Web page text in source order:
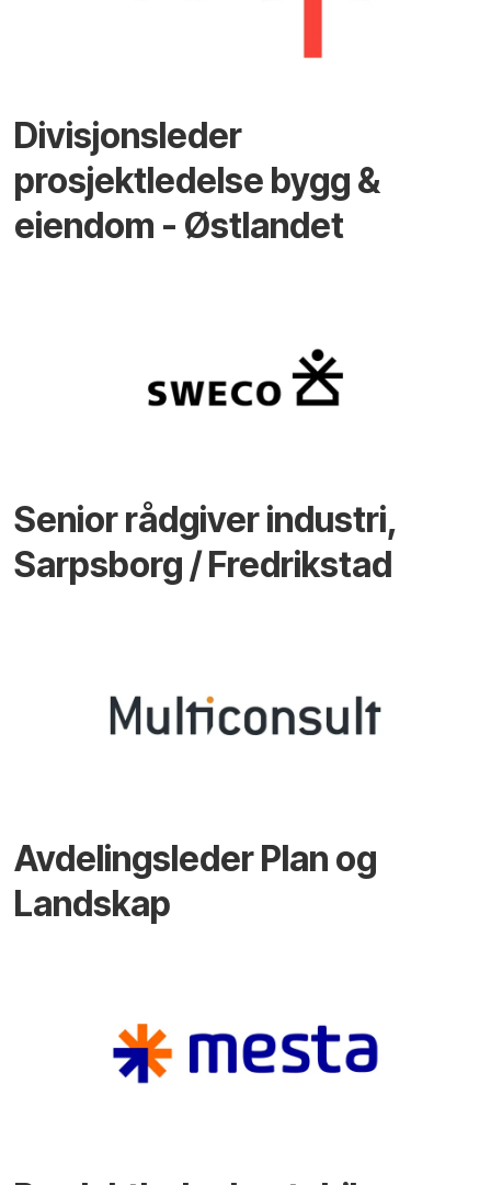
Divisjonsleder
prosjektledelse bygg &
eiendom - Østlandet
Senior rådgiver industri,
Sarpsborg / Fredrikstad
Avdelingsleder Plan og
Landskap